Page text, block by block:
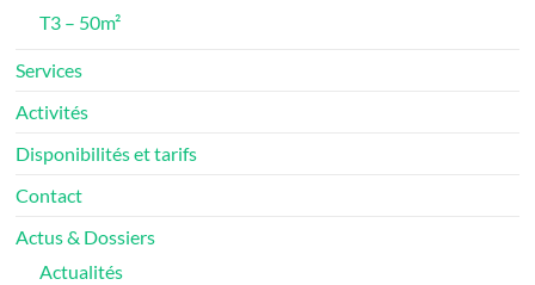
T3 – 50m²
Services
Activités
Disponibilités et tarifs
Contact
Actus & Dossiers
Actualités